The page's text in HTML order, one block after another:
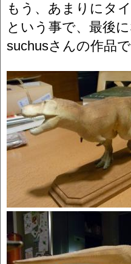
もう、あまりにタ
という事で、最後
suchusさんの作品で